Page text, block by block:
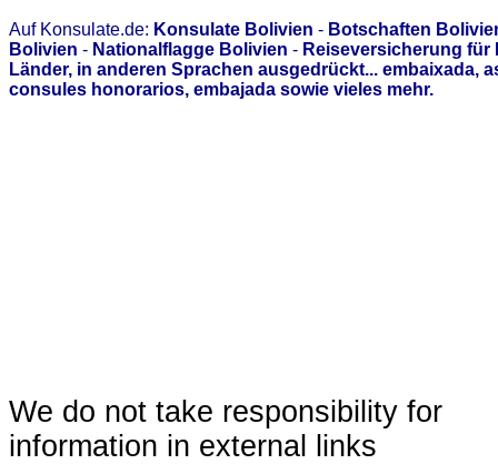
Auf Konsulate.de: Konsulate Bolivien - Botschaften
Bolivien - Nationalflagge Bolivien - Reiseversicherung für
Länder, in anderen Sprachen ausgedrückt...
consules honorarios, embajada sowie vieles mehr.
We do not take responsibility for
information in external links